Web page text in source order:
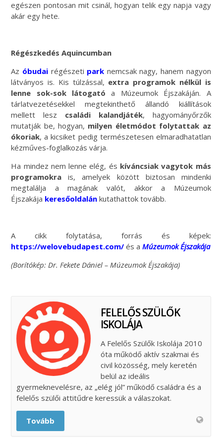
egészen pontosan mit csinál, hogyan telik egy napja vagy
akár egy hete.
Régészkedés Aquincumban
Az óbudai régészeti park nemcsak nagy, hanem nagyon
látványos is. Kis túlzással, extra programok nélkül is
lenne sok-sok látogató a Múzeumok Éjszakáján. A
tárlatvezetésekkel megtekinthető állandó kiállítások
mellett lesz családi kalandjáték, hagyományőrzők
mutatják be, hogyan, milyen életmódot folytattak az
ókoriak, a kicsiket pedig természetesen elmaradhatatlan
kézműves-foglalkozás várja.
Ha mindez nem lenne elég, és kíváncsiak vagytok más
programokra is, amelyek között biztosan mindenki
megtalálja a magának valót, akkor a Múzeumok
Éjszakája keresőoldalán kutathattok tovább.
A cikk folytatása, forrás és képek:
https://welovebudapest.com/ és aMúzeumok Éjszakája
(Borítókép: Dr. Fekete Dániel – Múzeumok Éjszakája)
FELELŐS SZÜLŐK
ISKOLÁJA
A Felelős Szülők Iskolája 2010
óta működő aktív szakmai és
civil közösség, mely keretén
belül az ideális
gyermeknevelésre, az „elég jól” működő családra és a
felelős szülői attitűdre keressük a válaszokat.
Tovább